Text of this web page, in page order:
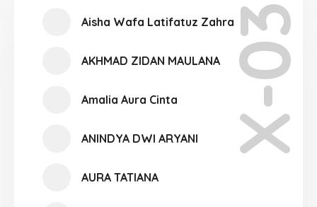
X-03
Aisha Wafa Latifatuz Zahra
AKHMAD ZIDAN MAULANA
Amalia Aura Cinta
ANINDYA DWI ARYANI
AURA TATIANA